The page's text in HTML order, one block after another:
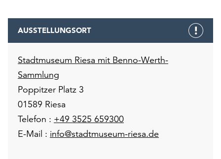
AUSSTELLUNGSORT
Stadtmuseum Riesa mit Benno-Werth-
Sammlung
Poppitzer Platz 3
01589 Riesa
Telefon : +49 3525 659300
E-Mail : info@stadtmuseum-riesa.de